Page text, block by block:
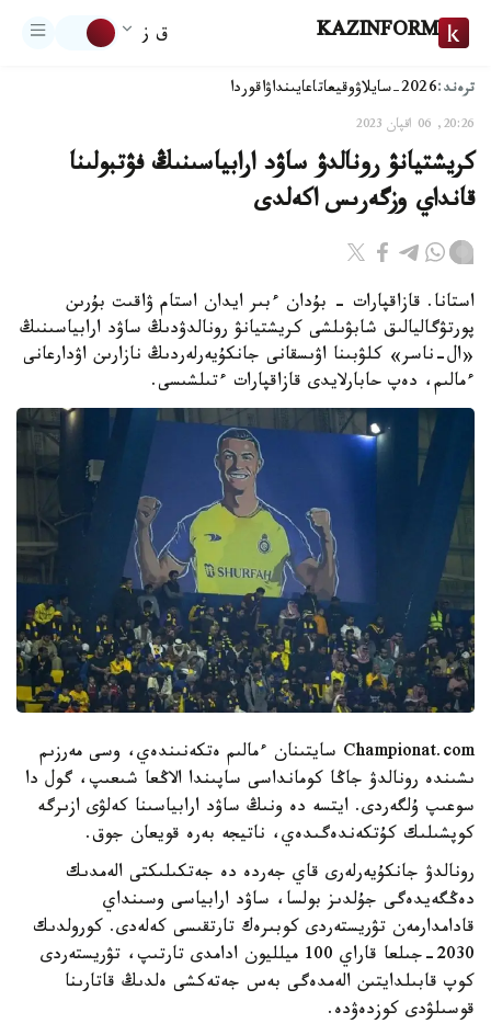
KAZINFORM ق ز
ترەند:2026-سايلاۋ وقيعاتاعايىنداۋاقوردا
20:26, 06 اقپان 2023
كريشتيانۋ رونالدۋ ساۋد ارابياسىنىڭ فۋتبولىنا
قانداي وزگەرىس اكەلدى
استانا. قازاقپارات - بۇدان ءبىر ايدان استام ۋاقىت بۇرىن
پورتۋگاليالىق شابۋىلشى كريشتيانۋ رونالدۋدىڭ ساۋد ارابياسىنىڭ
«ال-ناسر» كلۋبىنا اۋىسقانى جانكۇيەرلەردىڭ نازارىن اۋدارعانى
ءمالىم، دەپ حابارلايدى قازاقپارات ءتىلشىسى.
Championat.com سايتىنان ءمالىم ەتكەنىندەي، وسى مەرزىم
ىشىندە رونالدۋ جاڭا كومانداسى ساپىندا الاڭعا شىعىپ، گول دا
سوعىپ ۇلگەردى. ايتسە دە ونىڭ ساۋد ارابياسىنا كەلۋى ازىرگە
كوپشىلىك كۇتكەندەگىدەي، ناتيجە بەرە قويعان جوق.
رونالدۋ جانكۇيەرلەرى قاي جەردە دە جەتكىلىكتى الەمدىك
دەڭگەيدەگى جۇلدىز بولسا، ساۋد ارابياسى وسىنداي
قادامدارمەن تۋريستەردى كوبىرەك تارتقىسى كەلەدى. كورولدىك
2030-جىلعا قاراي 100 ميلليون ادامدى تارتىپ، تۋريستەردى
كوپ قابىلدايتىن الەمدەگى بەس جەتەكشى ەلدىڭ قاتارىنا
قوسىلۋدى كوزدەۋدە.